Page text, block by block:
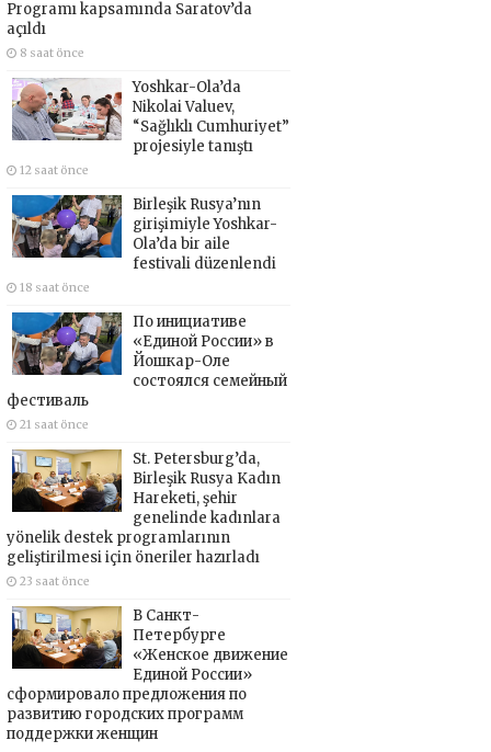
Programı kapsamında Saratov’da
açıldı
8 saat önce
Yoshkar-Ola’da
Nikolai Valuev,
“Sağlıklı Cumhuriyet”
projesiyle tanıştı
12 saat önce
Birleşik Rusya’nın
girişimiyle Yoshkar-
Ola’da bir aile
festivali düzenlendi
18 saat önce
По инициативе
«Единой России» в
Йошкар-Оле
состоялся семейный
фестиваль
21 saat önce
St. Petersburg’da,
Birleşik Rusya Kadın
Hareketi, şehir
genelinde kadınlara
yönelik destek programlarının
geliştirilmesi için öneriler hazırladı
23 saat önce
В Санкт-
Петербурге
«Женское движение
Единой России»
сформировало предложения по
развитию городских программ
поддержки женщин